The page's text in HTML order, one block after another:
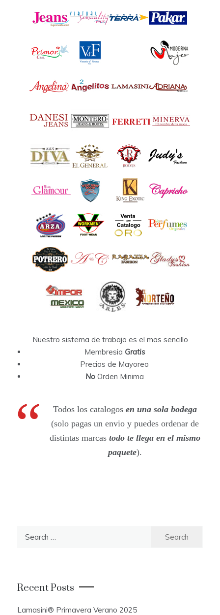
Nuestro sistema de trabajo es el mas sencillo
Membresia Gratis
Precios de Mayoreo
NoOrden Minima
Todos los catalogos en una sola bodega
(solo pagas un envio y puedes ordenar de
distintas marcastodo te llega en el mismo
paquete).
h
f
Recent Posts
Lamasini® Primavera Verano 2025